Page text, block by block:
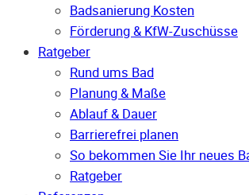
Badsanierung Kosten
Förderung & KfW-Zuschüsse
Ratgeber
Rund ums Bad
Planung & Maße
Ablauf & Dauer
Barrierefrei planen
So bekommen Sie Ihr neues
Ratgeber